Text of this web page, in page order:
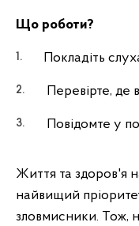
Що роботи?
Покладіть
Перевірте, де
Повідомте у
Життя та здоров'я
найвищий
зловмисники. Тож,